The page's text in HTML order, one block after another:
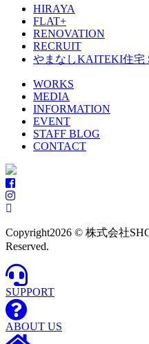
HIRAYA
FLAT+
RENOVATION
RECRUIT
やまなしKAITEKI住宅
WORKS
MEDIA
INFORMATION
EVENT
STAFF BLOG
CONTACT
Copyright2026 © 株式会社
Reserved.
SUPPORT
ABOUT US